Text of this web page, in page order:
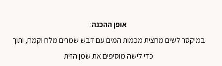
אופן ההכנה:
במיקסר לשים מחצית מכמות המים עם דבש שמרים מלח וקמח, ותוך
כדי לישה מוסיפים את שמן הזית